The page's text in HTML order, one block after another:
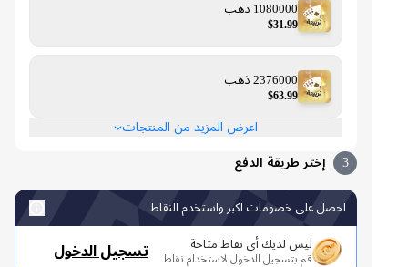
1080000 ذهب
$31.99
2376000 ذهب
$63.99
اعرض المزيد من المنتجات
إختر طريقة الدفع
احصل على خصومات اكبر واستخدم النقاط
ليس لديك أي نقاط متاحة
قم بتسجيل الدخول لاستخدام نقاط تسجيل الدخول